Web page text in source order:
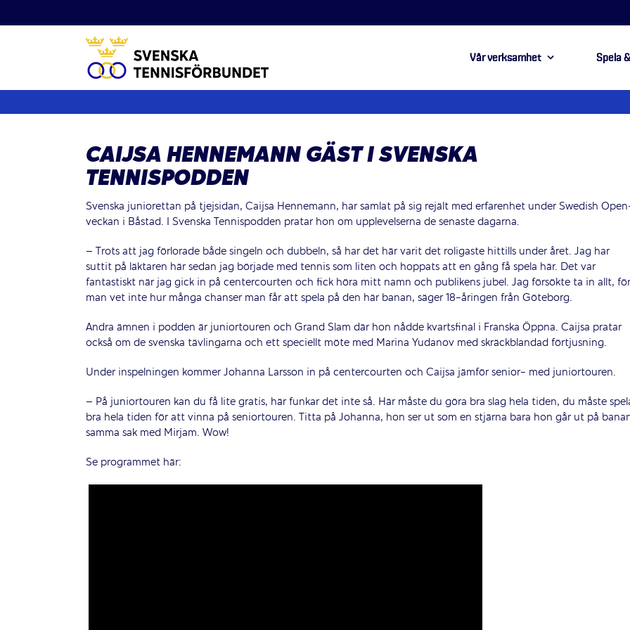
till
Vår verksamhet Spela
CAIJSA HENNEMANN GÄST I SVENSKA
TENNISPODDEN
Svenska juniorettan på tjejsidan, Caijsa Hennemann, har samlat på sig rejält med erfarenhet under Swedish
veckan i Båstad. I Svenska Tennispodden pratar hon om upplevelserna de senaste dagarna.
– Trots att jag förlorade både singeln och dubbeln, så har det här varit det roligaste hittills under året. Jag har
suttit på läktaren här sedan jag började med tennis som liten och hoppats att en gång få spela här. Det var
fantastiskt när jag gick in på centercourten och fick höra mitt namn och publikens jubel. Jag försökte ta in allt, för
man vet inte hur många chanser man får att spela på den här banan, säger 18-åringen från Göteborg.
Andra ämnen i podden är juniortouren och Grand Slam där hon nådde kvartsfinal i Franska Öppna. Caijsa pratar
också om de svenska tävlingarna och ett speciellt möte med Marina Yudanov med skräckblandad förtjusning.
Under inspelningen kommer Johanna Larsson in på centercourten och Caijsa jämför senior- med juniortouren.
– På juniortouren kan du få lite gratis, här funkar det inte så. Här måste du göra bra slag hela tiden, du måste
bra hela tiden för att vinna på seniortouren. Titta på Johanna, hon ser ut som en stjärna bara hon går ut på
samma sak med Mirjam. Wow!
Se programmet här: